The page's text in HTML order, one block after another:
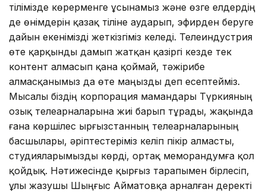
тілімізде көрерменге ұсынамыз және өзге елдердің
де өнімдерін қазақ тіліне аударып, эфирден беруге
дайын екенімізді жеткізгіміз келеді. Телеиндустрия
өте қарқынды дамып жатқан қазіргі кезде тек
контент алмасып қана қоймай, тәжірибе
алмасқанымыз да өте маңызды деп есептейміз.
Мысалы біздің корпорация мамандары Түркияның
озық телеарналарына жиі барып тұрады, жақында
ғана көршілес Қырғызстанның телеарналарының
басшылары, әріптестеріміз келіп пікір алмасты,
студияларымызды көрді, ортақ меморандумға қол
қойдық. Нәтижесінде қырғыз тарапымен бірлесіп,
ұлы жазушы Шыңғыс Айматовқа арналған деректі